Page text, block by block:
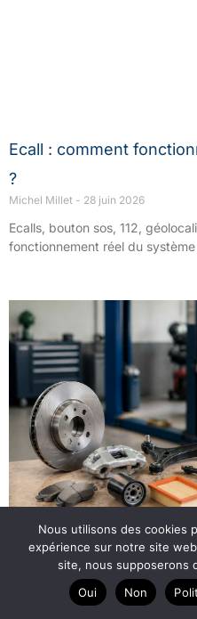
Ecall : comment
?
Michel Millet 28 juin 2026
Ecalls, bouton sos, 112,
fonctionnement réel du
Nous utilisons des cookies
expérience sur notre site
site, nous supposerons
Oui
Non